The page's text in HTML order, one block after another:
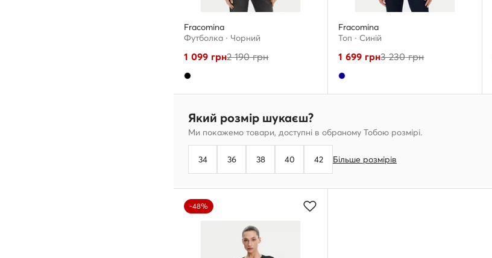
Fracomina
Футболка · Чорний
1 099 грн2 190грн
Fracomina
Топ · Cиній
1 699 грн3 230грн
Який розмір шукаєш?
Ми покажемо товари, доступні в обраному Тобою розмірі.
34 36 38 40 42 Більше розмірів
-48%